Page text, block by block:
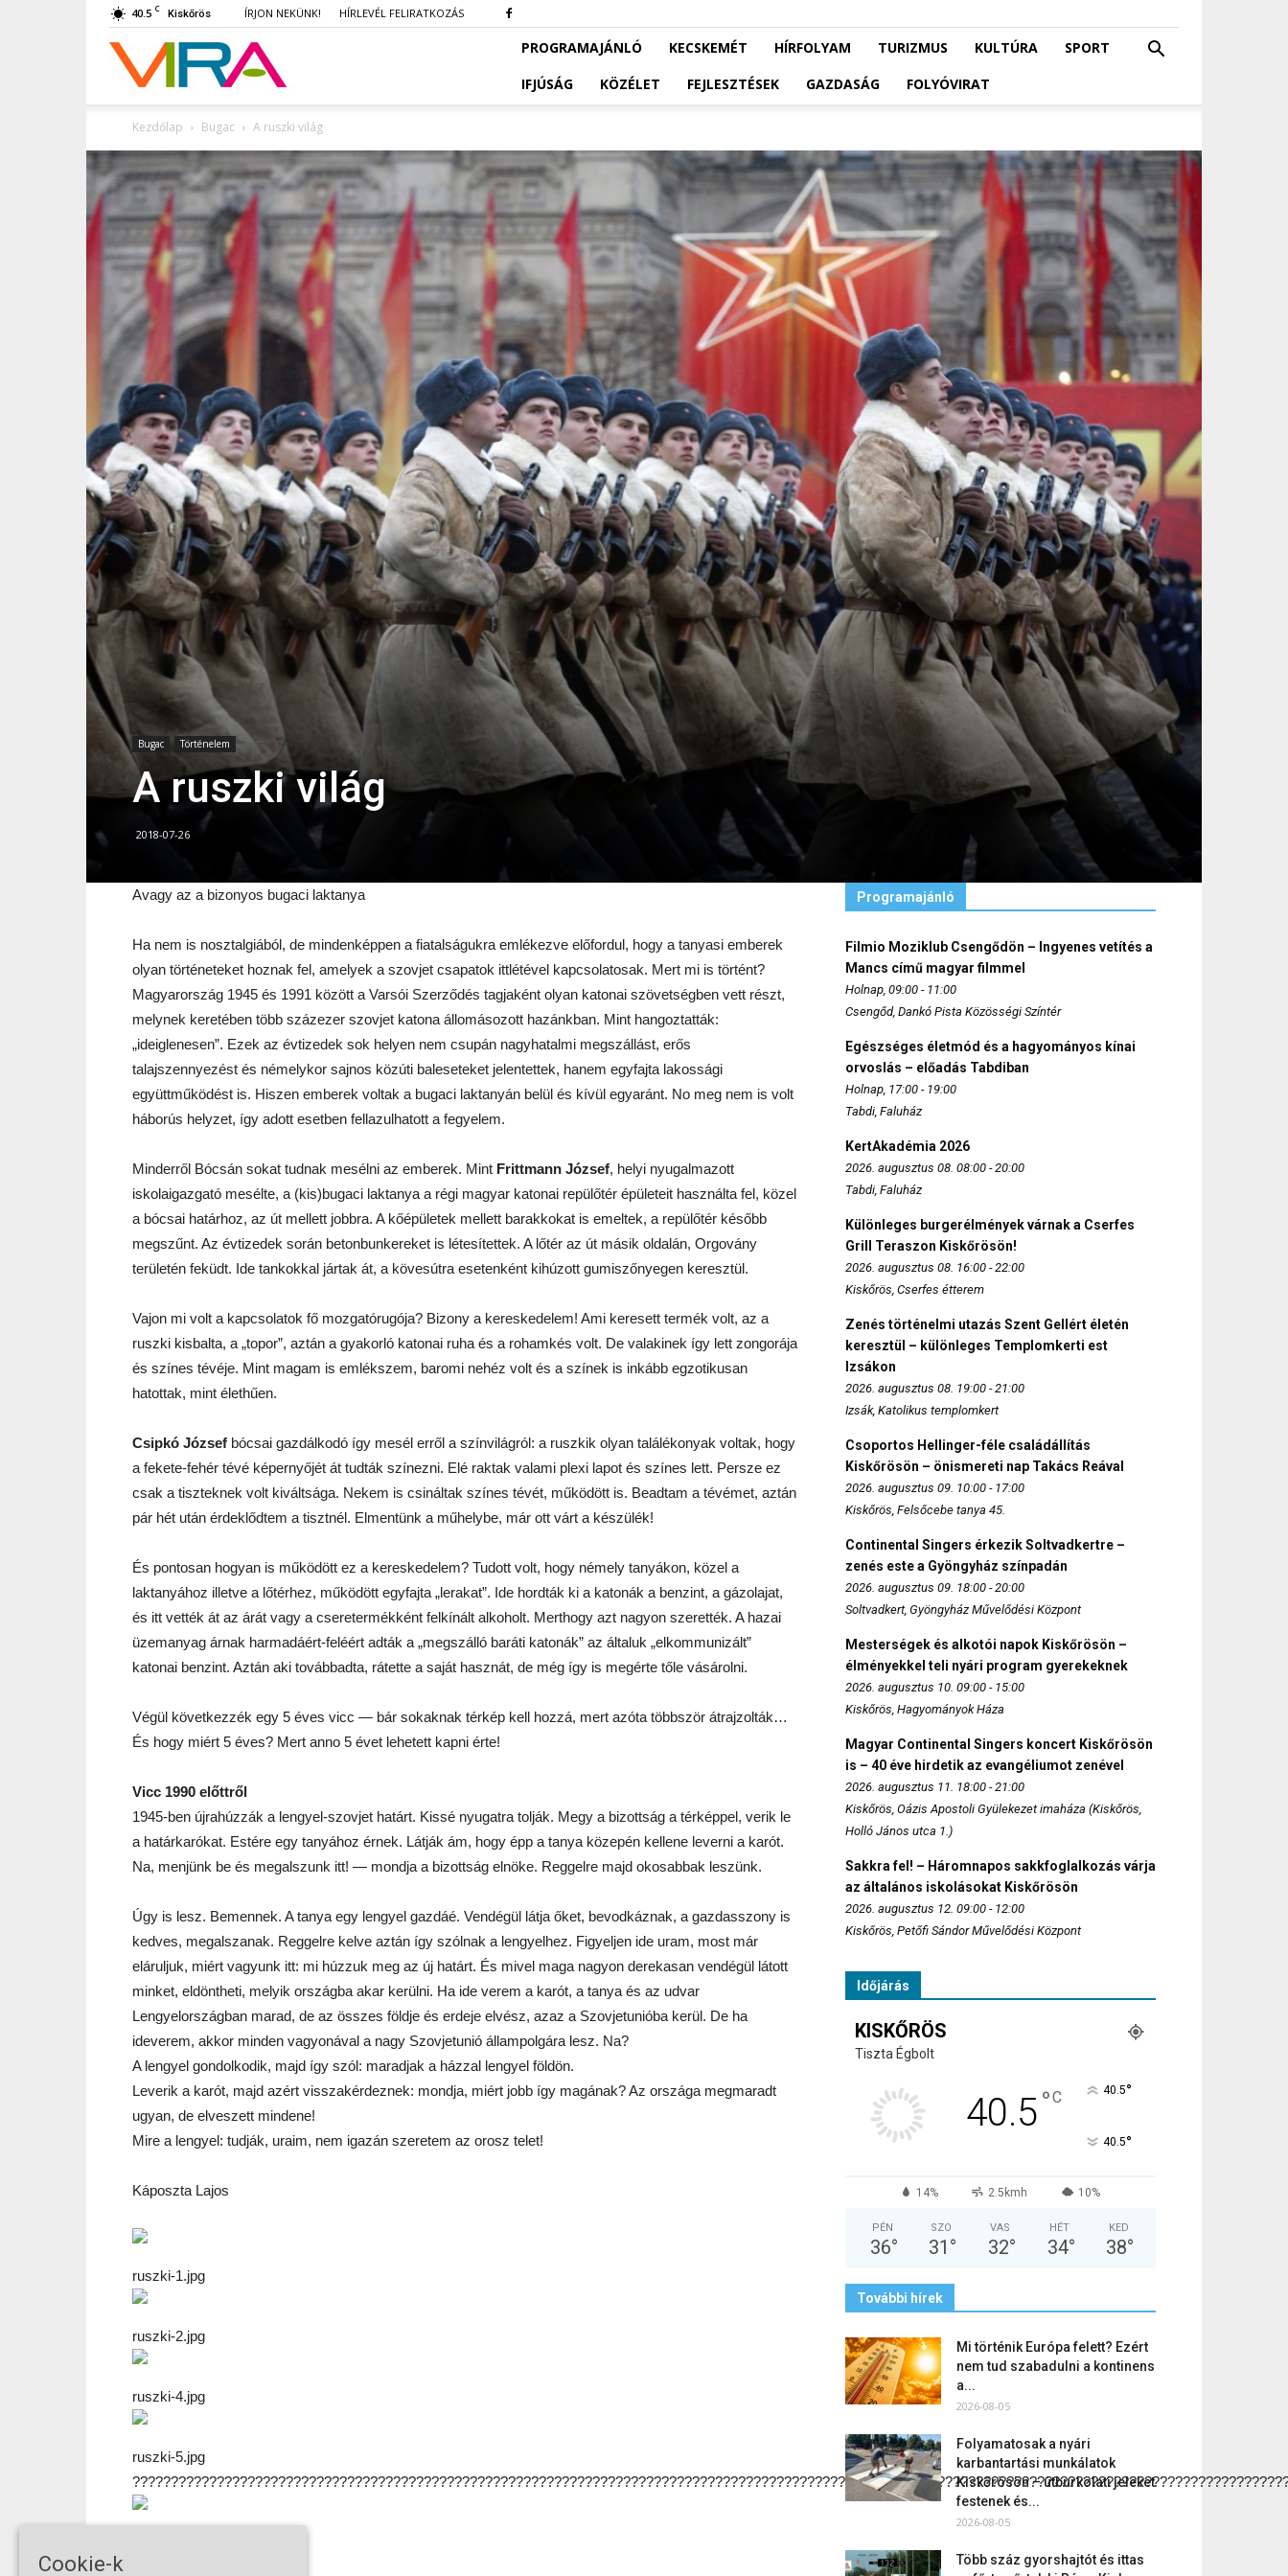
40.5 C Kiskőrös ÍRJON NEKÜNK! HÍRLEVÉL FELIRATKOZÁS
VIRA PROGRAMAJÁNLÓ KECSKEMÉT HÍRFOLYAM TURIZMUS KULTÚRA
SPORT
IFJÚSÁG
KÖZÉLET FEJLESZTÉSEK GAZDASÁG FOLYÓVIRAT
Kezdőlap Bugac A ruszki világ
Bugac Történelem
A ruszki világ
2018-07-26
Avagy az a bizonyos bugaci laktanya
Ha nem is nosztalgiából, de mindenképpen a fiatalságukra emlékezve előfordul, hogy a tanyasi emberek
olyan történeteket hoznak fel, amelyek a szovjet csapatok ittlétével kapcsolatosak. Mert mi is történt?
Magyarország 1945 és 1991 között a Varsói Szerződés tagjaként olyan katonai szövetségben vett részt,
melynek keretében több százezer szovjet katona állomásozott hazánkban. Mint hangoztatták:
„ideiglenesen”. Ezek az évtizedek sok helyen nem csupán nagyhatalmi megszállást, erős
talajszennyezést és némelykor sajnos közúti baleseteket jelentettek, hanem egyfajta lakossági
együttműködést is. Hiszen emberek voltak a bugaci laktanyán belül és kívül egyaránt. No meg nem is volt
háborús helyzet, így adott esetben fellazulhatott a fegyelem.
Minderről Bócsán sokat tudnak mesélni az emberek. Mint Frittmann József, helyi nyugalmazott
iskolaigazgató mesélte, a (kis)bugaci laktanya a régi magyar katonai repülőtér épületeit használta fel, közel
a bócsai határhoz, az út mellett jobbra. A kőépületek mellett barakkokat is emeltek, a repülőtér később
megszűnt. Az évtizedek során betonbunkereket is létesítettek. A lőtér az út másik oldalán, Orgovány
területén feküdt. Ide tankokkal jártak át, a kövesútra esetenként kihúzott gumiszőnyegen keresztül.
Vajon mi volt a kapcsolatok fő mozgatórugója? Bizony a kereskedelem! Ami keresett termék volt, az a
ruszki kisbalta, a „topor”, aztán a gyakorló katonai ruha és a rohamkés volt. De valakinek így lett zongorája
és színes tévéje. Mint magam is emlékszem, baromi nehéz volt és a színek is inkább egzotikusan
hatottak, mint élethűen.
Csipkó József bócsai gazdálkodó így mesél erről a színvilágról: a ruszkik olyan találékonyak voltak, hogy
a fekete-fehér tévé képernyőjét át tudták színezni. Elé raktak valami plexi lapot és színes lett. Persze ez
csak a tiszteknek volt kiváltsága. Nekem is csináltak színes tévét, működött is. Beadtam a tévémet, aztán
pár hét után érdeklődtem a tisztnél. Elmentünk a műhelybe, már ott várt a készülék!
És pontosan hogyan is működött ez a kereskedelem? Tudott volt, hogy némely tanyákon, közel a
laktanyához illetve a lőtérhez, működött egyfajta „lerakat”. Ide hordták ki a katonák a benzint, a gázolajat,
és itt vették át az árát vagy a cseretermékként felkínált alkoholt. Merthogy azt nagyon szerették. A hazai
üzemanyag árnak harmadáért-feléért adták a „megszálló baráti katonák” az általuk „elkommunizált”
katonai benzint. Aztán aki továbbadta, rátette a saját hasznát, de még így is megérte tőle vásárolni.
Végül következzék egy 5 éves vicc — bár sokaknak térkép kell hozzá, mert azóta többször átrajzolták…
És hogy miért 5 éves? Mert anno 5 évet lehetett kapni érte!
Vicc 1990 előttről
1945-ben újrahúzzák a lengyel-szovjet határt. Kissé nyugatra tolják. Megy a bizottság a térképpel, verik le
a határkarókat. Estére egy tanyához érnek. Látják ám, hogy épp a tanya közepén kellene leverni a karót.
Na, menjünk be és megalszunk itt! — mondja a bizottság elnöke. Reggelre majd okosabbak leszünk.
Úgy is lesz. Bemennek. A tanya egy lengyel gazdáé. Vendégül látja őket, bevodkáznak, a gazdasszony is
kedves, megalszanak. Reggelre kelve aztán így szólnak a lengyelhez. Figyeljen ide uram, most már
eláruljuk, miért vagyunk itt: mi húzzuk meg az új határt. És mivel maga nagyon derekasan vendégül látott
minket, eldöntheti, melyik országba akar kerülni. Ha ide verem a karót, a tanya és az udvar
Lengyelországban marad, de az összes földje és erdeje elvész, azaz a Szovjetunióba kerül. De ha
ideverem, akkor minden vagyonával a nagy Szovjetunió állampolgára lesz. Na?
A lengyel gondolkodik, majd így szól: maradjak a házzal lengyel földön.
Leverik a karót, majd azért visszakérdeznek: mondja, miért jobb így magának? Az országa megmaradt
ugyan, de elveszett mindene!
Mire a lengyel: tudják, uraim, nem igazán szeretem az orosz telet!
Káposzta Lajos
ruszki-1.jpg
ruszki-2.jpg
ruszki-4.jpg
ruszki-5.jpg
Programajánló
Filmio Moziklub Csengődön – Ingyenes vetítés a
Mancs című magyar filmmel
Holnap, 09:00 - 11:00
Csengőd, Dankó Pista Közösségi Színtér
Egészséges életmód és a hagyományos kínai
orvoslás – előadás Tabdiban
Holnap, 17:00 - 19:00
Tabdi, Faluház
KertAkadémia 2026
2026. augusztus 08. 08:00 - 20:00
Tabdi, Faluház
Különleges burgerélmények várnak a Cserfes
Grill Teraszon Kiskőrösön!
2026. augusztus 08. 16:00 - 22:00
Kiskőrös, Cserfes étterem
Zenés történelmi utazás Szent Gellért életén
keresztül – különleges Templomkerti est
Izsákon
2026. augusztus 08. 19:00 - 21:00
Izsák, Katolikus templomkert
Csoportos Hellinger-féle családállítás
Kiskőrösön – önismereti nap Takács Reával
2026. augusztus 09. 10:00 - 17:00
Kiskőrös, Felsőcebe tanya 45.
Continental Singers érkezik Soltvadkertre –
zenés este a Gyöngyház színpadán
2026. augusztus 09. 18:00 - 20:00
Soltvadkert, Gyöngyház Művelődési Központ
Mesterségek és alkotói napok Kiskőrösön –
élményekkel teli nyári program gyerekeknek
2026. augusztus 10. 09:00 - 15:00
Kiskőrös, Hagyományok Háza
Magyar Continental Singers koncert Kiskőrösön
is – 40 éve hirdetik az evangéliumot zenével
2026. augusztus 11. 18:00 - 21:00
Kiskőrös, Oázis Apostoli Gyülekezet imaháza (Kiskőrös,
Holló János utca 1.)
Sakkra fel! – Háromnapos sakkfoglalkozás várja
az általános iskolásokat Kiskőrösön
2026. augusztus 12. 09:00 - 12:00
Kiskőrös, Petőfi Sándor Művelődési Központ
Időjárás
KISKŐRÖS
Tiszta Égbolt
40.5°C 40.5°
40.5°
14% 2.5kmh 10%
PÉN
36°
SZO
31 °
VAS
32°
HÉT
34°
KED
38°
További hírek
Mi történik Európa felett? Ezért
nem tud szabadulni a kontinens
a...
2026-08-05
Folyamatosak a nyári
karbantartási munkálatok
Kiskőrösön – útburkolati jeleket
festenek és...
2026-08-05
Több száz gyorshajtót és ittas
Cookie-k